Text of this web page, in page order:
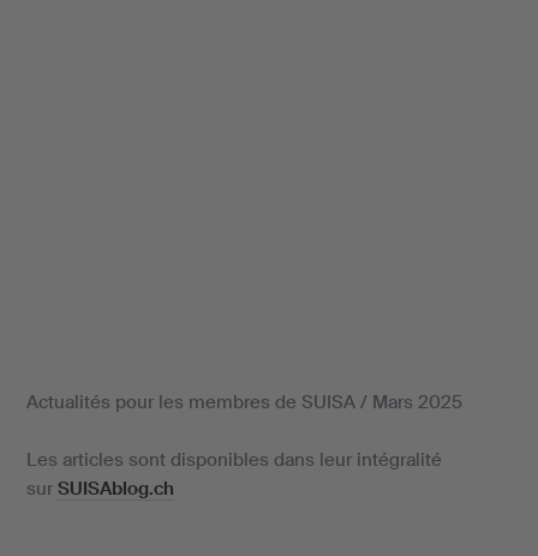
Actualités pour les membres de SUISA / Mars 2025
Les articles sont disponibles dans leur intégralité
sur SUISAblog.ch